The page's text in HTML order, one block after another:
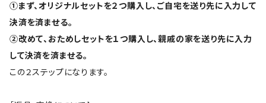
①まず、オリジナルセットを２つ購入し、ご自宅を送り先に入力して
決済を済ませる。
②改めて、おためしセットを１つ購入し、親戚の家を送り先に入力
して決済を済ませる。
この２ステップになります。